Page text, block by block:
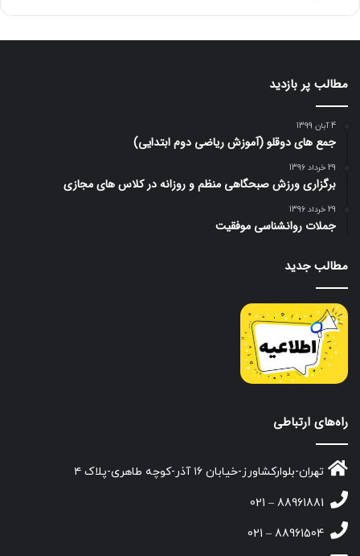
مطالب پر بازدید
4 آبان 1399
جمع های دوقلو (آموزش ریاضی دوم ابتدایی)
29 خرداد 1396
برگزاری ورزش صبحگاهی منظم و روزانه در کلاس های مجازی
29 خرداد 1396
جملات روانشناسی موفقیت
مطالب جدید
راه‌های ارتباطی
تهران-بلوارکشاورز-خیابان ۱۶ آذر-کوچه طاهری-پلاک ۴
88961881 – 021
88961504 – 021